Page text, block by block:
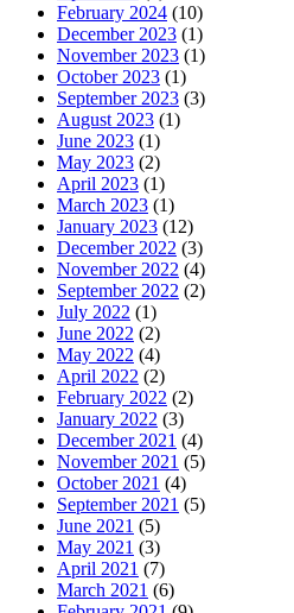
February 2024 (10)
December 2023 (1)
November 2023 (1)
October 2023 (1)
September 2023 (3)
August 2023 (1)
June 2023 (1)
May 2023 (2)
April 2023 (1)
March 2023 (1)
January 2023 (12)
December 2022 (3)
November 2022 (4)
September 2022 (2)
July 2022 (1)
June 2022 (2)
May 2022 (4)
April 2022 (2)
February 2022 (2)
January 2022 (3)
December 2021 (4)
November 2021 (5)
October 2021 (4)
September 2021 (5)
June 2021 (5)
May 2021 (3)
April 2021 (7)
March 2021 (6)